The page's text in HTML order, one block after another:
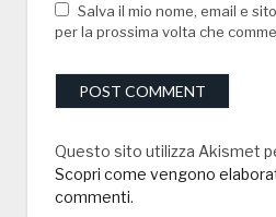
Salva il mio nome, email e
per la prossima volta che
Questo sito utilizza Akismet
Scopri come vengono
commenti.